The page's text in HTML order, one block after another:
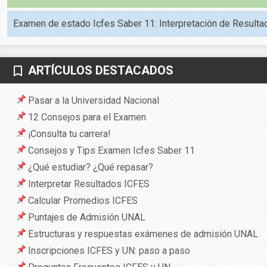
Examen de estado Icfes Saber 11: Interpretación de
bookmark_border ARTÍCULOS DESTACADOS
Pasar a la Universidad Nacional
12 Consejos para el Examen
¡Consulta tu carrera!
Consejos y Tips Examen Icfes Saber 11
¿Qué estudiar? ¿Qué repasar?
Interpretar Resultados ICFES
Calcular Promedios ICFES
Puntajes de Admisión UNAL
Estructuras y respuestas exámenes de admisión UNAL
Inscripciones ICFES y UN: paso a paso